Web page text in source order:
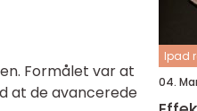
Formålet var at
at de avancerede
Ipad
04.